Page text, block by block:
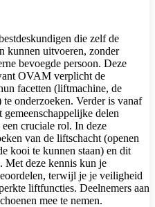
die zelf de
kunnen uitvoeren, zonder
bevoegde persoon. Deze
OVAM verplicht de
facetten (liftmachine, de
onderzoeken. Verder is vanaf
gemeenschappelijke delen
cruciale rol. In deze
van de liftschacht (openen
kooi te kunnen staan) en dit
Met deze kennis kun je
terwijl je je veiligheid
liftfuncties. Deelnemers aan
mee te nemen.